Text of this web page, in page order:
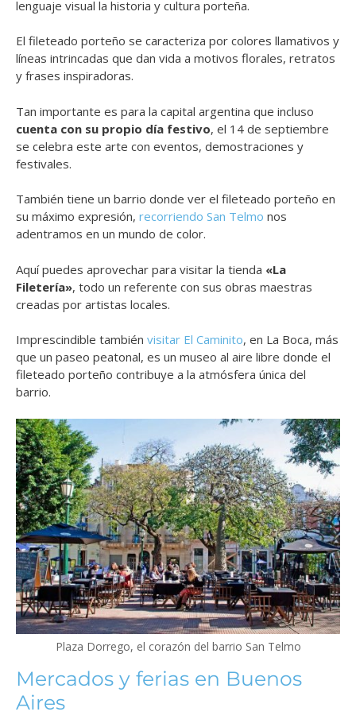
lenguaje visual la historia y cultura porteña.
El fileteado porteño se caracteriza por colores llamativos y
líneas intrincadas que dan vida a motivos florales, retratos
y frases inspiradoras.
Tan importante es para la capital argentina que incluso
cuenta con su propio día festivo, el 14 de septiembre
se celebra este arte con eventos, demostraciones y
festivales.
También tiene un barrio donde ver el fileteado porteño en
su máximo expresión, recorriendo San Telmo nos
adentramos en un mundo de color.
Aquí puedes aprovechar para visitar la tienda «La
Filetería», todo un referente con sus obras maestras
creadas por artistas locales.
Imprescindible también visitar El Caminito, en La Boca, más
que un paseo peatonal, es un museo al aire libre donde el
fileteado porteño contribuye a la atmósfera única del
barrio.
Plaza Dorrego, el corazón del barrio San Telmo
Mercados y ferias en Buenos
Aires